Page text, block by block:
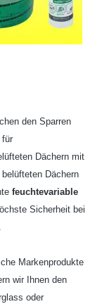
den Sparren
für
Dächern mit
Dächern
feuchtevariable
Sicherheit bei
Markenprodukte
wir Ihnen den
oder